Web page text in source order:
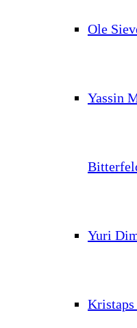
Ole
Yassin
Yuri